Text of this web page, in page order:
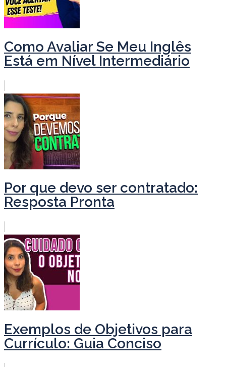
Como Avaliar Se Meu Inglês
Está em Nível Intermediário
Por que devo ser contratado:
Resposta Pronta
Exemplos de Objetivos para
Currículo: Guia Conciso